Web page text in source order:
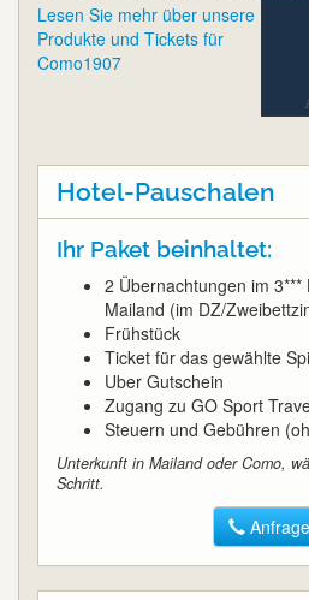
Lesen Sie mehr über unsere
Produkte und Tickets für
Como1907
Hotel-Pauschalen
Ihr Paket beinhaltet:
2 Übernachtungen im
Mailand (im DZ/
Frühstück
Ticket für das gewählte
Uber Gutschein
Zugang zu GO Sport
Steuern und Gebühren
Unterkunft in Mailand oder Como,
Schritt.
Anfrage